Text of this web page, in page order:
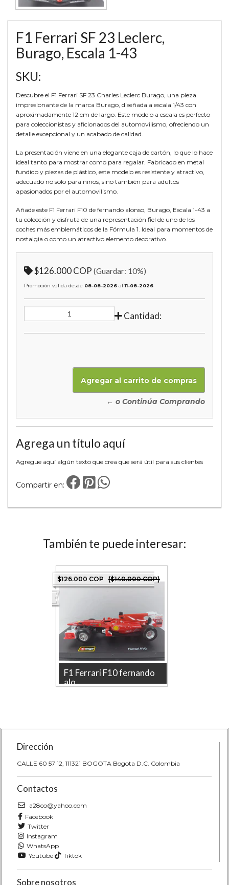
F1 Ferrari SF 23 Leclerc,
Burago, Escala 1-43
SKU:
Descubre el F1 Ferrari SF 23 Charles Leclerc Burago, una pieza
impresionante de la marca Burago, diseñada a escala 1/43 con
aproximadamente 12 cm de largo. Este modelo a escala es perfecto
para coleccionistas y aficionados del automovilismo, ofreciendo un
detalle excepcional y un acabado de calidad.
La presentación viene en una elegante caja de cartón, lo que lo hace
ideal tanto para mostrar como para regalar. Fabricado en metal
fundido y piezas de plástico, este modelo es resistente y atractivo,
adecuado no solo para niños, sino también para adultos
apasionados por el automovilismo.
Añade este F1 Ferrari F10 de fernando alonso, Burago, Escala 1-43 a
tu colección y disfruta de una representación fiel de uno de los
coches más emblemáticos de la Fórmula 1. Ideal para momentos de
nostalgia o como un atractivo elemento decorativo.
$126.000 COP (Guardar: 10%)
Promoción válida desde 08-08-2026 al11-08-2026
Cantidad:
← o Continúa Comprando
Agrega un título aquí
Agregue aquí algún texto que crea que será útil para sus clientes
Compartir en:
También te puede interesar:
$126.000 COP ($140.000 COP)
F1 Ferrari F10 fernando
alo...
Dirección
CALLE 60 57 12, 111321 BOGOTA Bogota D.C. Colombia
Contactos
a28co@yahoo.com
Facebook
Twitter
Instagram
WhatsApp
Youtube
Tiktok
Sobre nosotros